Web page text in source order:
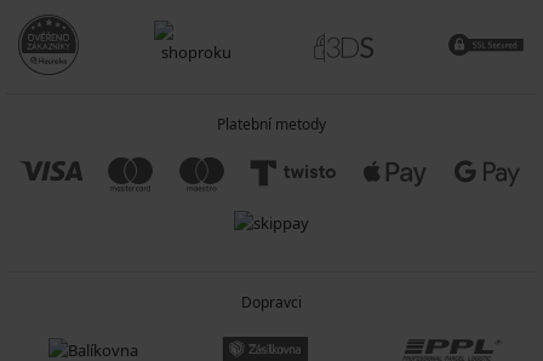
Platební metody
Dopravci